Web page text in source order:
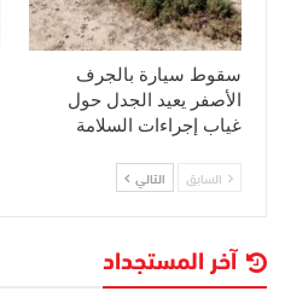
سقوط سيارة بالجرف
الأصفر يعيد الجدل حول
غياب إجراءات السلامة
السابق التالي
آخر المستجداد